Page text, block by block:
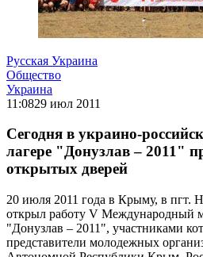
Русская Украина
Общество
Украина
11:0829 июл 2011
Сегодня в украино-
лагере "Донузлав – 2011"
открытых дверей
20 июля 2011 года в Крыму, в пгт.
открыл работу V Международный
"Донузлав – 2011", участниками
представители молодежных